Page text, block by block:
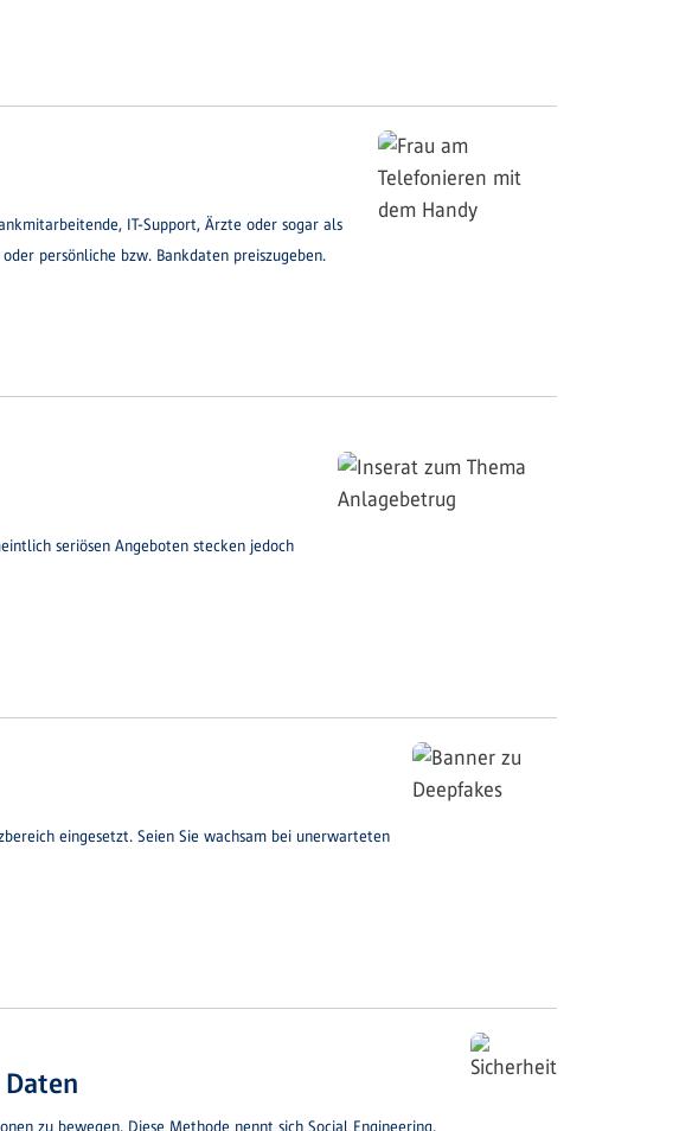
IT-Support, Ärzte oder sogar als
persönliche bzw. Bankdaten preiszugeben.
seriösen Angeboten stecken jedoch
eingesetzt. Seien Sie wachsam bei unerwarteten
zu bewegen. Diese Methode nennt sich Social Engineering.